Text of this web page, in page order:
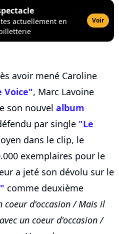
actuellement en
Voir
avoir mené Caroline
Voice", Marc Lavoine
son nouvel album
par single "Le
dans le clip, le
exemplaires pour le
a jeté son dévolu sur le
comme deuxième
coeur d'occasion / Mais il
un coeur d'occasion /